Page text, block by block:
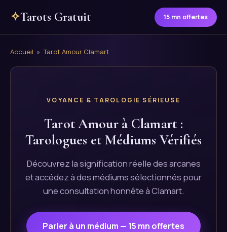
✧Tarots Gratuit 15 mn offertes
Accueil » Tarot Amour Clamart
VOYANCE & TAROLOGIE SÉRIEUSE
Tarot Amour à Clamart :
Tarologues et Médiums Vérifiés
Découvrez la signification réelle des arcanes
et accédez à des médiums sélectionnés pour
une consultation honnête à Clamart.
Parler à un médium — 15 mn offertes